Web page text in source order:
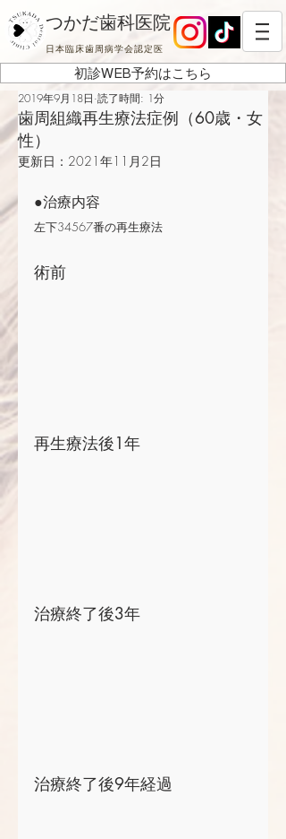
日本臨床歯周病学会認定医
つかだ歯科医院
初診WEB予約はこちら
歯周組織再生療法症例（60歳・女
性）
2019年9月18日 読了時間: 1分
更新日： 2021年11月2日
●治療内容
左下34567番の再生療法
術前
再生療法後1年
治療終了後3年
治療終了後9年経過